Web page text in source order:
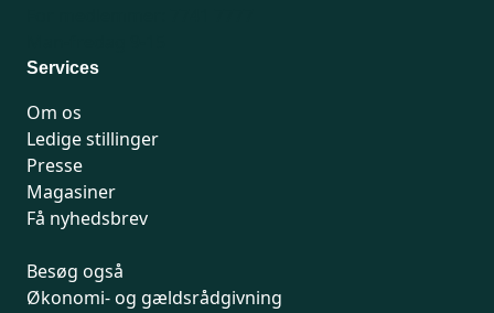
Services
Om os
Ledige stillinger
Presse
Magasiner
Få nyhedsbrev
Besøg også
Økonomi- og gældsrådgivning